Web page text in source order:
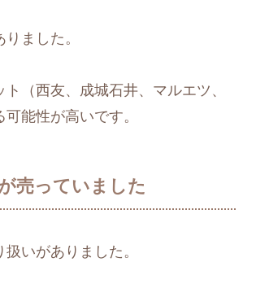
ました。
（西友、成城石井、マルエツ、
能性が高いです。
売っていました
いがありました。